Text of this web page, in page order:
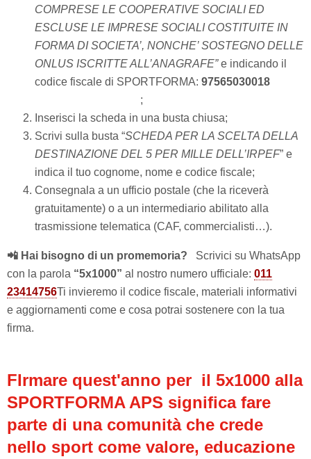
COMPRESE LE COOPERATIVE SOCIALI ED
ESCLUSE LE IMPRESE SOCIALI COSTITUITE IN
FORMA DI SOCIETA’, NONCHE’ SOSTEGNO DELLE
ONLUS ISCRITTE ALL’ANAGRAFE”e indicando il
codice fiscale di SPORTFORMA: 97565030018
;
Inserisci la scheda in una busta chiusa;
Scrivi sulla busta “SCHEDA PER LA SCELTA DELLA
DESTINAZIONE DEL 5 PER MILLE DELL’IRPEF” e
indica il tuo cognome, nome e codice fiscale;
Consegnala a un ufficio postale (che la riceverà
gratuitamente) o a un intermediario abilitato alla
trasmissione telematica (CAF, commercialisti…).
📲 Hai bisogno di un promemoria? Scrivici su WhatsApp
con la parola “5x1000” al nostro numero ufficiale: 011
23414756Ti invieremo il codice fiscale, materiali informativi
e aggiornamenti come e cosa potrai sostenere con la tua
firma.
FIrmare quest'anno per il 5x1000 alla
SPORTFORMA APS significa fare
parte di una comunità che crede
nello sport come valore, educazione